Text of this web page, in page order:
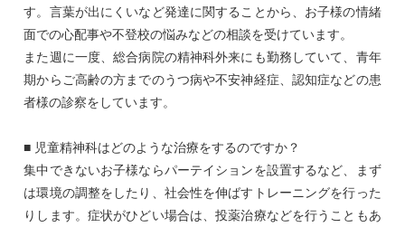
す。言葉が出にくいなど発達に関することから、お子様の情緒
面での心配事や不登校の悩みなどの相談を受けています。
また週に一度、総合病院の精神科外来にも勤務していて、青年
期からご高齢の方までのうつ病や不安神経症、認知症などの患
者様の診察をしています。
■ 児童精神科はどのような治療をするのですか？
集中できないお子様ならパーテイションを設置するなど、まず
は環境の調整をしたり、社会性を伸ばすトレーニングを行った
りします。症状がひどい場合は、投薬治療などを行うこともあ